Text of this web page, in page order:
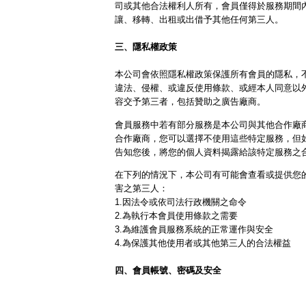
司或其他合法權利人所有，會員僅得於服務期
讓、移轉、出租或出借予其他任何第三人。
三、隱私權政策
本公司會依照隱私權政策保護所有會員的隱私
違法、侵權、或違反使用條款、或經本人同意
容交予第三者，包括贊助之廣告廠商。
會員服務中若有部分服務是本公司與其他合作
合作廠商，您可以選擇不使用這些特定服務，
告知您後，將您的個人資料揭露給該特定服務之
在下列的情況下，本公司有可能會查看或提供
害之第三人：
1.因法令或依司法行政機關之命令
2.為執行本會員使用條款之需要
3.為維護會員服務系統的正常運作與安全
4.為保護其他使用者或其他第三人的合法權益
四、會員帳號、密碼及安全